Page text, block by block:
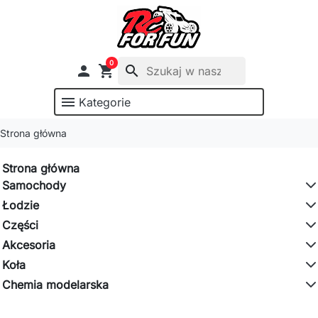
 shopping_cart
0
search
menu Kategorie
Strona główna
Strona główna
Samochody
Łodzie
Części
Akcesoria
Koła
Chemia modelarska